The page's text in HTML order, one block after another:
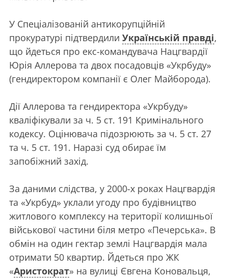
У Спеціалізованій антикорупційній
прокуратурі підтвердили Українській правді,
що йдеться про екс-командувача Нацгвардії
Юрія Аллерова та двох посадовців «Укрбуду»
(гендиректором компанії є Олег Майборода).
Дії Аллерова та гендиректора «Укрбуду»
кваліфікували за ч. 5 ст. 191 Кримінального
кодексу. Оцінювача підозрюють за ч. 5 ст. 27
та ч. 5 ст. 191. Наразі суд обирає їм
запобіжний захід.
За даними слідства, у 2000-х роках Нацгвардія
та «Укрбуд» уклали угоду про будівництво
житлового комплексу на території колишньої
військової частини біля метро «Печерська». В
обмін на один гектар землі Нацгвардія мала
отримати 50 квартир. Йдеться про ЖК
«Аристократ» на вулиці Євгена Коновальця,